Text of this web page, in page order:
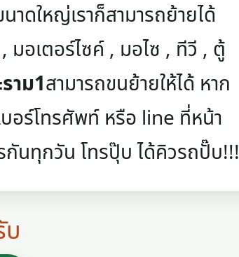
าดใหญ่เราก็สามารถย้ายได้
มอเตอร์ไซค์ , มอไซ , ทีวี , ตู้
าม1สามารถขนย้ายให้ได้ หาก
อร์โทรศัพท์ หรือ line ที่หน้า
กันทุกวัน โทรปุ๊บ ได้คิวรถปั๊บ!!!